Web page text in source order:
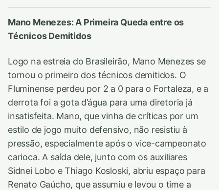
Mano Menezes: A Primeira Queda entre os
Técnicos Demitidos
Logo na estreia do Brasileirão, Mano Menezes se
tornou o primeiro dos técnicos demitidos. O
Fluminense perdeu por 2 a 0 para o Fortaleza, e a
derrota foi a gota d’água para uma diretoria já
insatisfeita. Mano, que vinha de críticas por um
estilo de jogo muito defensivo, não resistiu à
pressão, especialmente após o vice-campeonato
carioca. A saída dele, junto com os auxiliares
Sidnei Lobo e Thiago Kosloski, abriu espaço para
Renato Gaúcho, que assumiu e levou o time a